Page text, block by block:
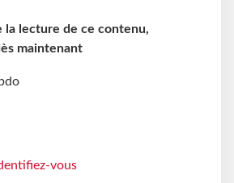
la lecture de ce contenu,
maintenant
vous